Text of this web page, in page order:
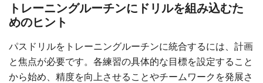
トレーニングルーチンにドリルを組み込むた
めのヒント
パスドリルをトレーニングルーチンに統合するには、計画
と焦点が必要です。各練習の具体的な目標を設定すること
から始め、精度を向上させることやチームワークを発展さ